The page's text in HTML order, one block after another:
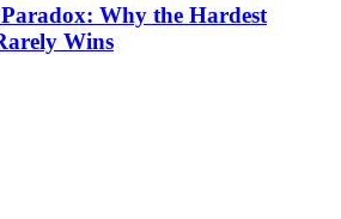
Why the Hardest
Wins